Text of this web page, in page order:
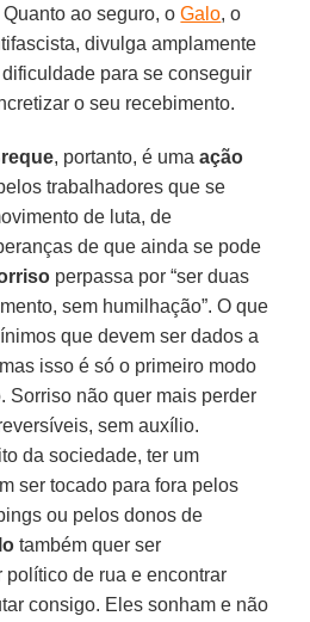
ao seguro, oGalo, o
divulga amplamente
para se conseguir
o seu recebimento.
, portanto, é umaação
trabalhadores que se
de luta, de
de que ainda se pode
perpassa por “ser duas
sem humilhação”. O que
que devem ser dados a
isso é só o primeiro modo
Sorriso não quer mais perder
sem auxílio.
da sociedade, ter um
ser tocado para fora pelos
ou pelos donos de
também quer ser
político de rua e encontrar
consigo. Eles sonham e não